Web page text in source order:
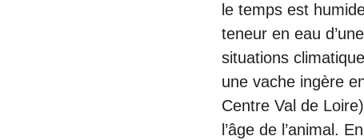
le temps est
teneur en eau
situations
une vache ingère
Centre Val de
l’âge de l’animal.